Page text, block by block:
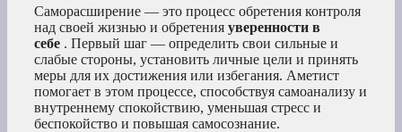
Саморасширение — это процесс обретения контроля
над своей жизнью и обретения уверенности в
себе . Первый шаг — определить свои сильные и
слабые стороны, установить личные цели и принять
меры для их достижения или избегания. Аметист
помогает в этом процессе, способствуя самоанализу и
внутреннему спокойствию, уменьшая стресс и
беспокойство и повышая самосознание.